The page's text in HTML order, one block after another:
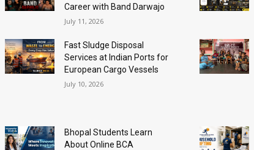
Career with Band Darwajo
July 11, 2026
Fast Sludge Disposal
Services at Indian Ports for
European Cargo Vessels
July 10, 2026
Bhopal Students Learn
About Online BCA